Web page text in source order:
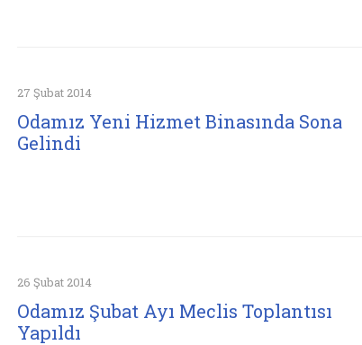
27 Şubat 2014
Odamız Yeni Hizmet Binasında Sona
Gelindi
26 Şubat 2014
Odamız Şubat Ayı Meclis Toplantısı
Yapıldı